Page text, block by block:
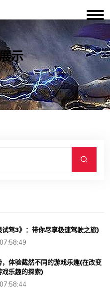
示
松畅玩，所向披靡
驾3》：带你尽享极速驾驶之旅)
体验截然不同的游戏乐趣(在改变
戏乐趣的探索)